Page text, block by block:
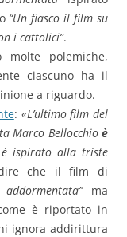
“Un fiasco il film su
i cattolici”.
polemiche,
ciascuno ha il
a riguardo.
: «L’ultimo film del
Marco Bellocchio è
ispirato alla triste
che il film di
ma
è riportato in
ignora addirittura